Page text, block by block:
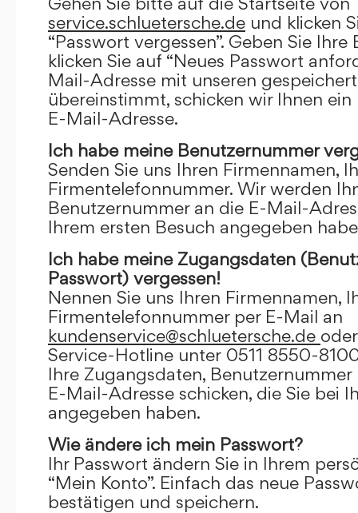
service.schluetersche.de und klicken
“Passwort vergessen”. Geben Sie
klicken Sie auf “Neues Passwort
Mail-Adresse mit unseren
übereinstimmt, schicken wir Ihnen
E-Mail-Adresse.
Ich habe meine Benutzernummer
Senden Sie uns Ihren Firmennamen,
Firmentelefonnummer. Wir werden
Benutzernummer an die E-Mail-
Ihrem ersten Besuch angegeben
Ich habe meine Zugangsdaten
Passwort) vergessen!
Nennen Sie uns Ihren Firmennamen,
Firmentelefonnummer per E-Mail an
kundenservice@schluetersche.de
Service-Hotline unter 0511 8550-
Ihre Zugangsdaten,
E-Mail-Adresse schicken, die Sie bei
angegeben haben.
Wie ändere ich mein Passwort?
Ihr Passwort ändern Sie in Ihrem
“Mein Konto”. Einfach das neue
bestätigen und speichern.